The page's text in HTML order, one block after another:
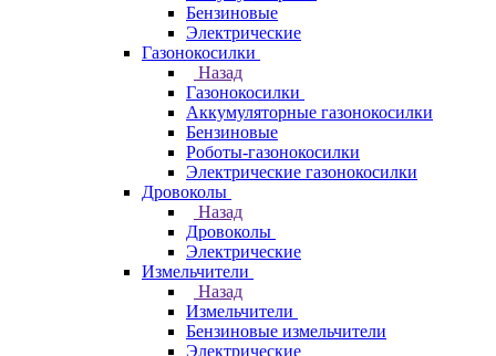
Бензиновые
Электрические
Газонокосилки
Назад
Газонокосилки
Аккумуляторные газонокосилки
Бензиновые
Роботы-газонокосилки
Электрические газонокосилки
Дровоколы
Назад
Дровоколы
Электрические
Измельчители
Назад
Измельчители
Бензиновые измельчители
Электрические